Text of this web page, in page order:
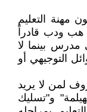
مهنة التعليم
ودب قادراً
بينما لا
التوجيهي أو
لمن لا يريد
و"تسليك